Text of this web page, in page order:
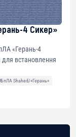
4 Сикер»
«Герань-4
встановлення
Shahed/«Герань»